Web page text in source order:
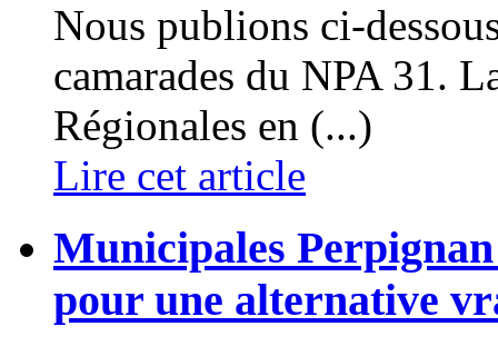
Nous publions ci-
camarades du NPA 31.
Régionales en (...)
Lire cet article
Municipales
pour une alternative